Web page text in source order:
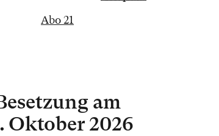
Abo 21
am
Oktober 2026